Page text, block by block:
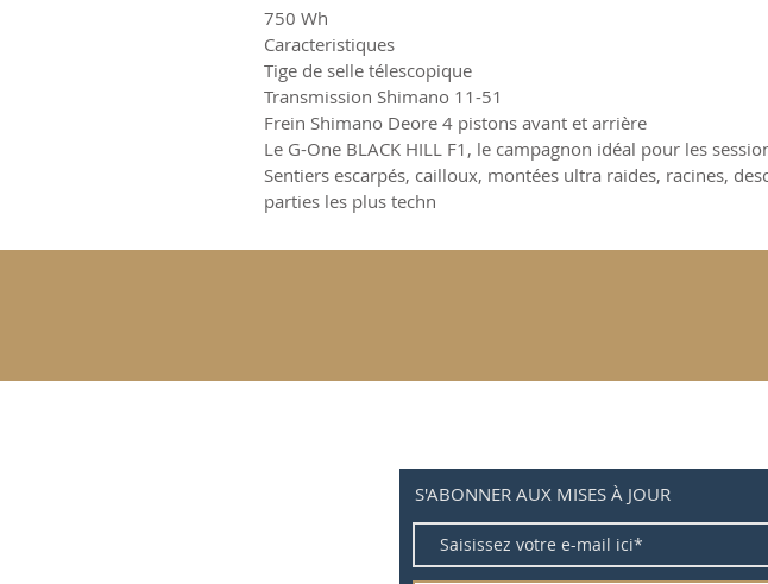
750 Wh
Caracteristiques
Tige de selle télescopique
Transmission Shimano 11-51
Frein Shimano Deore 4 pistons avant et arrière
Le G-One BLACK HILL F1, le campagnon idéal pour les
Sentiers escarpés, cailloux, montées ultra raides, racines,
parties les plus techn
S'ABONNER AUX MISES À JOUR